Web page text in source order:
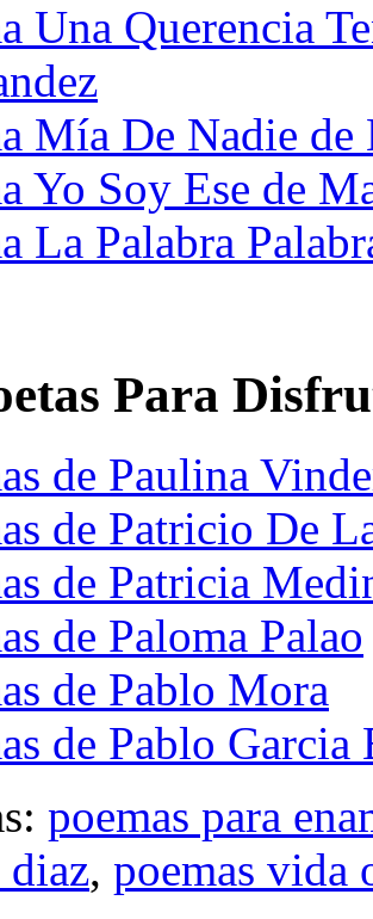
Una Querencia
Mía De Nadie
Yo Soy Ese de
La Palabra
Para
de Paulina
de Patricio De
de Patricia
de Paloma Palao
de Pablo Mora
de Pablo Garcia
poemas para
diaz, poemas vida